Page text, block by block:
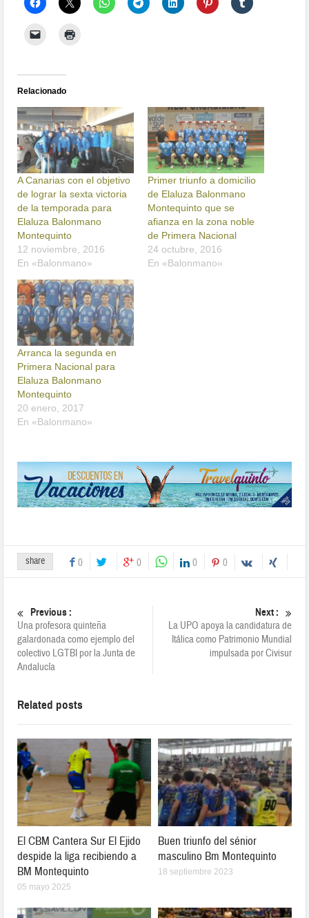
Relacionado
A Canarias con el objetivo
de lograr la sexta victoria
de la temporada para
Elaluza Balonmano
Montequinto
12 noviembre, 2016
En «Balonmano»
Primer triunfo a domicilio
de Elaluza Balonmano
Montequinto que se
afianza en la zona noble
de Primera Nacional
24 octubre, 2016
En «Balonmano»
Arranca la segunda en
Primera Nacional para
Elaluza Balonmano
Montequinto
20 enero, 2017
En «Balonmano»
share 0 0 0 0
Previous :
Una profesora quinteña
galardonada como ejemplo del
colectivo LGTBI por la Junta de
Andalucía
Next :
La UPO apoya la candidatura de
Itálica como Patrimonio Mundial
impulsada por Civisur
Related posts
El CBM Cantera Sur El Ejido
despide la liga recibiendo a
BM Montequinto
05 mayo 2025
Buen triunfo del sénior
masculino Bm Montequinto
18 septiembre 2023